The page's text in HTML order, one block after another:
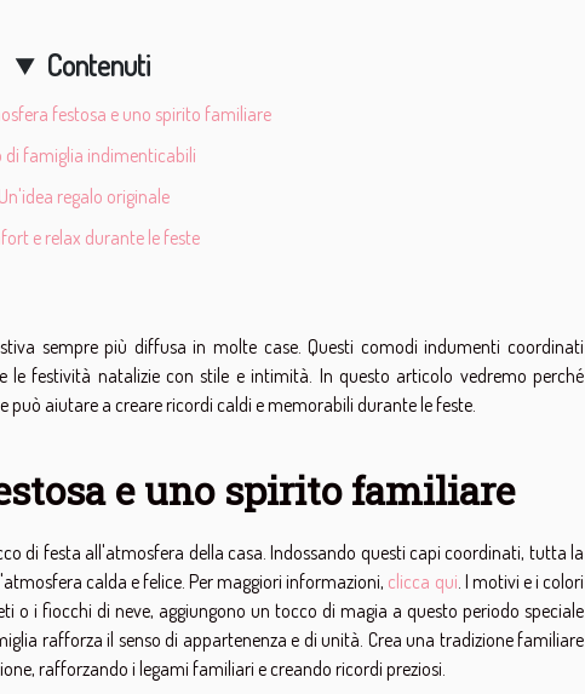
Contenuti
festosa e uno spirito familiare
di famiglia indimenticabili
Un'idea regalo originale
e relax durante le feste
sempre più diffusa in molte case. Questi comodi indumenti coordinati
festività natalizie con stile e intimità. In questo articolo vedremo perché
può aiutare a creare ricordi caldi e memorabili durante le feste.
e uno spirito familiare
di festa all'atmosfera della casa. Indossando questi capi coordinati, tutta la
calda e felice. Per maggiori informazioni, clicca qui. I motivi e i colori
o i fiocchi di neve, aggiungono un tocco di magia a questo periodo speciale
rafforza il senso di appartenenza e di unità. Crea una tradizione familiare
rafforzando i legami familiari e creando ricordi preziosi.